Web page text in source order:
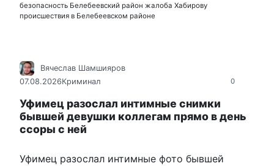
безопасность Белебеевский район жалоба Хабирову
происшествия в Белебеевском районе
0
Вячеслав Шамшияров
07.08.2026Криминал
Уфимец разослал интимные снимки
бывшей девушки коллегам прямо в день
ссоры с ней
Уфимец разослал интимные фото бывшей